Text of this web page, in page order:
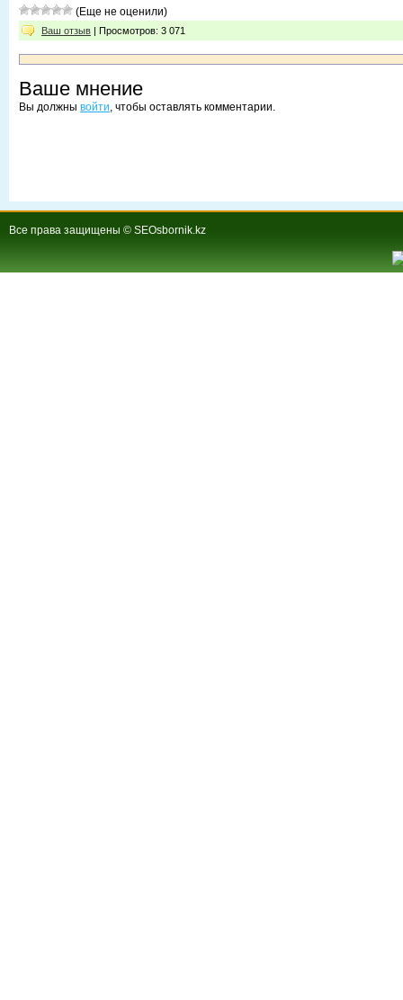
(Еще не оценили)
Ваш отзыв | Просмотров: 3 071
Ваше мнение
Вы должны войти, чтобы оставлять комментарии.
Все права защищены © SEOsbornik.kz